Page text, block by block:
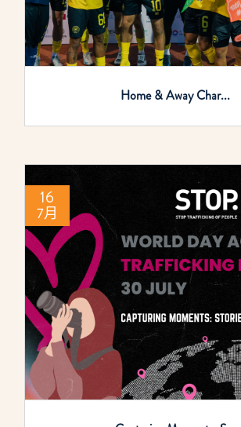
Home & Away Char...
16
7月